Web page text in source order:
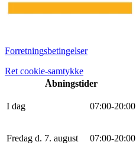
Forretningsbetingelser
Ret cookie-samtykke
Åbningstider
I dag 07:00-20:00
Fredag d. 7. august 07:00-20:00